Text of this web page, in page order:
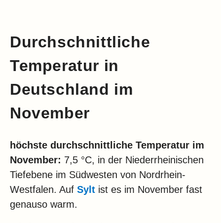
Durchschnittliche
Temperatur in
Deutschland im
November
höchste durchschnittliche Temperatur im
November: 7,5 °C, in der Niederrheinischen
Tiefebene im Südwesten von Nordrhein-
Westfalen. Auf Sylt ist es im November fast
genauso warm.